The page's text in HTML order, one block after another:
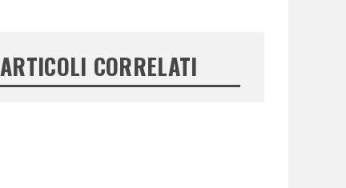
ARTICOLI CORRELATI